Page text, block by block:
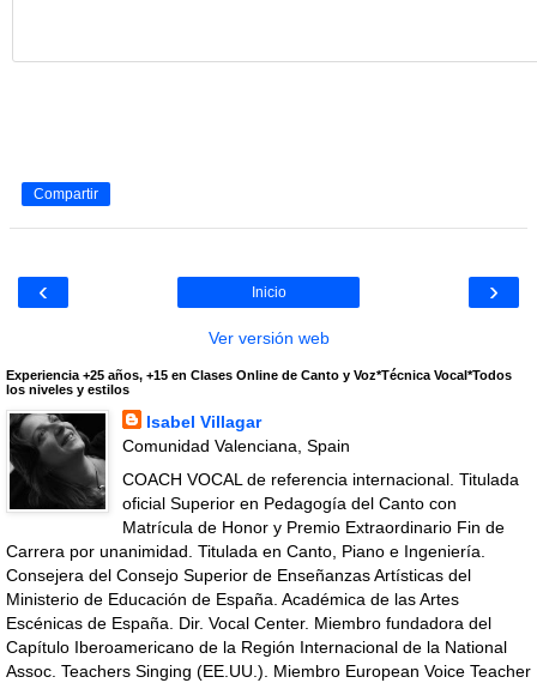
Compartir
‹ ›
Inicio
Ver versión web
Experiencia +25 años, +15 en Clases Online de Canto y Voz*Técnica Vocal*Todos
los niveles y estilos
Isabel Villagar
Comunidad Valenciana, Spain
COACH VOCAL de referencia internacional. Titulada
oficial Superior en Pedagogía del Canto con
Matrícula de Honor y Premio Extraordinario Fin de
Carrera por unanimidad. Titulada en Canto, Piano e Ingeniería.
Consejera del Consejo Superior de Enseñanzas Artísticas del
Ministerio de Educación de España. Académica de las Artes
Escénicas de España. Dir. Vocal Center. Miembro fundadora del
Capítulo Iberoamericano de la Región Internacional de la National
Assoc. Teachers Singing (EE.UU.). Miembro European Voice Teacher